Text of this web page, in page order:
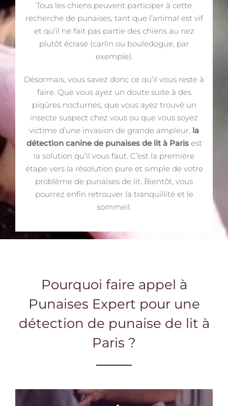
Tous les chiens peuvent participer à cette
recherche de punaises, tant que l’animal est vif
et qu’il ne fait pas partie des chiens au nez
plutôt écrasé (carlin ou bouledogue, par
exemple).
Désormais, vous savez donc ce qu’il vous reste à
faire. Que vous ayez un doute suite à des
piqûres nocturnes, que vous ayez trouvé un
insecte suspect chez vous ou que vous soyez
victime d’une invasion de grande ampleur, la
détection canine de punaises de lit à Parisest
la solution qu’il vous faut. C’est la première
étape vers la résolution pure et simple de votre
problème de punaises de lit. Bientôt, vous
pourrez enfin retrouver la tranquillité et le
sommeil.
Pourquoi faire appel à
Punaises Expert pour une
détection de punaise de lit à
Paris ?